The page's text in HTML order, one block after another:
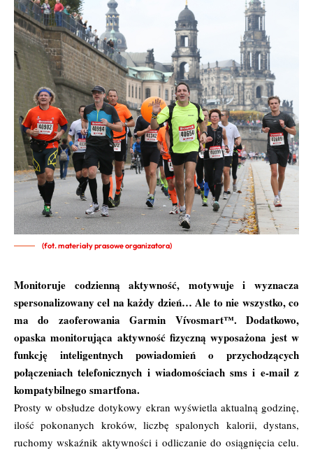
(fot. materiały prasowe organizatora)
Monitoruje codzienną aktywność, motywuje i wyznacza
spersonalizowany cel na każdy dzień… Ale to nie wszystko, co
ma do zaoferowania Garmin Vívosmart™. Dodatkowo,
opaska monitorująca aktywność fizyczną wyposażona jest w
funkcję inteligentnych powiadomień o przychodzących
połączeniach telefonicznych i wiadomościach sms i e-mail z
kompatybilnego smartfona.
Prosty w obsłudze dotykowy ekran wyświetla aktualną godzinę,
ilość pokonanych kroków, liczbę spalonych kalorii, dystans,
ruchomy wskaźnik aktywności i odliczanie do osiągnięcia celu.